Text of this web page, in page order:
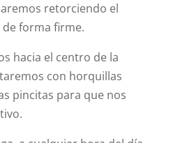
retorciendo el
de forma firme.
hacia el centro de la
con horquillas
pincitas para que nos